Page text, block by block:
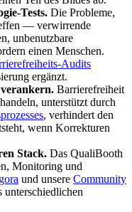
Tests. Die Probleme,
— verwirrende
unbenutzbare
einen Menschen.
Audits
ergänzt.
Barrierefreiheit
unterstützt durch
, verhindert den
wenn Korrekturen
Stack. Das QualiBooth
Monitoring und
und unsere Community
unterschiedlichen